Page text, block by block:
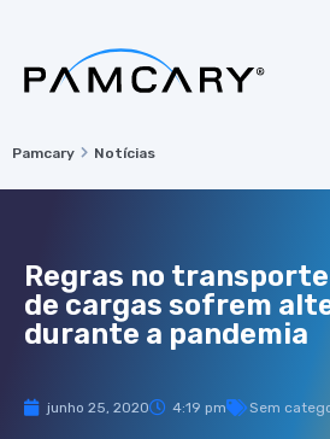
Pamcary Notícias
Regras no
de cargas sofrem
durante a pandemia
junho 25, 2020 4:19 pm Sem